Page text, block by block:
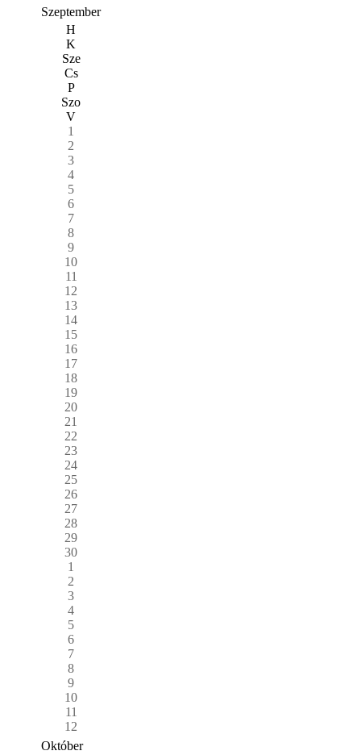
Szeptember
H
K
Sze
Cs
P
Szo
V
1
2
3
4
5
6
7
8
9
10
11
12
13
14
15
16
17
18
19
20
21
22
23
24
25
26
27
28
29
30
1
2
3
4
5
6
7
8
9
10
11
12
Október